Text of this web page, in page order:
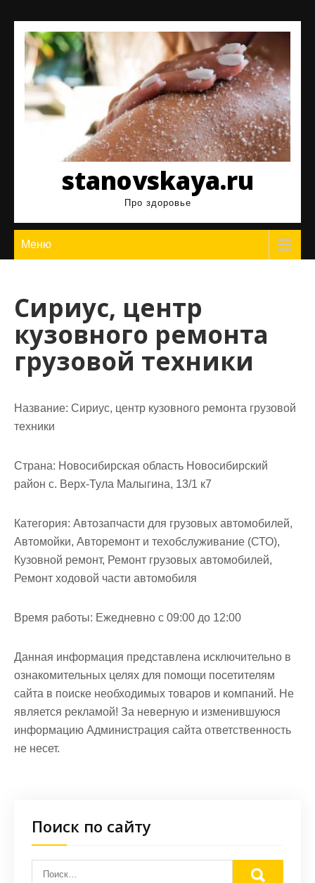
содержимому
stanovskaya.ru
Про здоровье
Меню
Сириус, центр
кузовного ремонта
грузовой техники
Название: Сириус, центр кузовного ремонта грузовой
техники
Страна: Новосибирская область Новосибирский
район с. Верх-Тула Малыгина, 13/1 к7
Категория: Автозапчасти для грузовых автомобилей,
Автомойки, Авторемонт и техобслуживание (СТО),
Кузовной ремонт, Ремонт грузовых автомобилей,
Ремонт ходовой части автомобиля
Время работы: Ежедневно с 09:00 до 12:00
Данная информация представлена исключительно в
ознакомительных целях для помощи посетителям
сайта в поиске необходимых товаров и компаний. Не
является рекламой! За неверную и изменившуюся
информацию Администрация сайта ответственность
не несет.
Поиск по сайту